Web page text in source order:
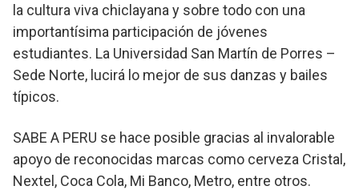
la cultura viva chiclayana y sobre todo con una
importantísima participación de jóvenes
estudiantes. La Universidad San Martín de Porres –
Sede Norte, lucirá lo mejor de sus danzas y bailes
típicos.
SABE A PERU se hace posible gracias al invalorable
apoyo de reconocidas marcas como cerveza Cristal,
Nextel, Coca Cola, Mi Banco, Metro, entre otros.